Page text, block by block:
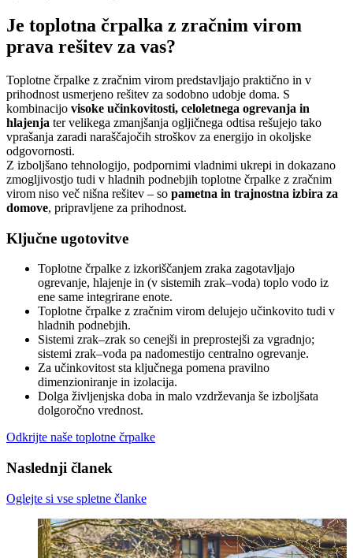
Je toplotna črpalka z zračnim virom
prava rešitev za vas?
Toplotne črpalke z zračnim virom predstavljajo praktično in v
prihodnost usmerjeno rešitev za sodobno udobje doma. S
kombinacijo visoke učinkovitosti, celoletnega ogrevanja in
hlajenja ter velikega zmanjšanja ogljičnega odtisa rešujejo tako
vprašanja zaradi naraščajočih stroškov za energijo in okoljske
odgovornosti.
Z izboljšano tehnologijo, podpornimi vladnimi ukrepi in dokazano
zmogljivostjo tudi v hladnih podnebjih toplotne črpalke z zračnim
virom niso več nišna rešitev – so pametna in trajnostna izbira za
domove, pripravljene za prihodnost.
Ključne ugotovitve
Toplotne črpalke z izkoriščanjem zraka zagotavljajo
ogrevanje, hlajenje in (v sistemih zrak–voda) toplo vodo iz
ene same integrirane enote.
Toplotne črpalke z zračnim virom delujejo učinkovito tudi v
hladnih podnebjih.
Sistemi zrak–zrak so cenejši in preprostejši za vgradnjo;
sistemi zrak–voda pa nadomestijo centralno ogrevanje.
Za učinkovitost sta ključnega pomena pravilno
dimenzioniranje in izolacija.
Dolga življenjska doba in malo vzdrževanja še izboljšata
dolgoročno vrednost.
Odkrijte naše toplotne črpalke
Naslednji članek
Oglejte si vse spletne članke